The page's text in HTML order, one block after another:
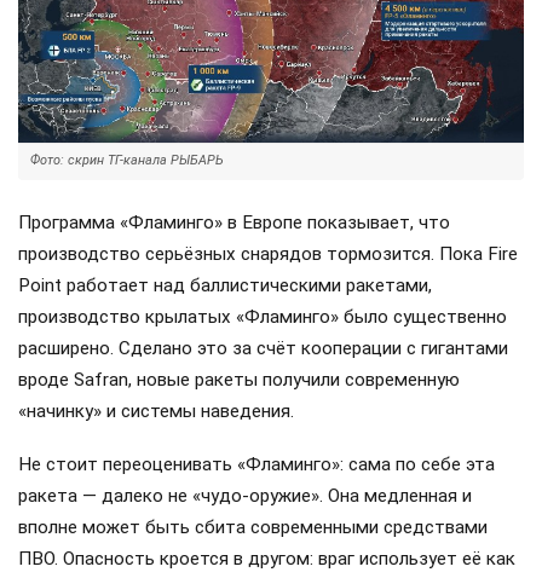
Фото: скрин ТГ-канала РЫБАРЬ
Программа «Фламинго» в Европе показывает, что
производство серьёзных снарядов тормозится. Пока Fire
Point работает над баллистическими ракетами,
производство крылатых «Фламинго» было существенно
расширено. Сделано это за счёт кооперации с гигантами
вроде Safran, новые ракеты получили современную
«начинку» и системы наведения.
Не стоит переоценивать «Фламинго»: сама по себе эта
ракета — далеко не «чудо-оружие». Она медленная и
вполне может быть сбита современными средствами
ПВО. Опасность кроется в другом: враг использует её как